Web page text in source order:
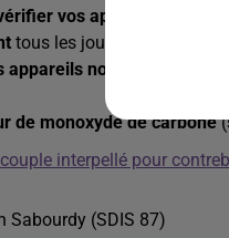
vos appareils de
tous les jours, même en
appareils non prévus pour
de monoxyde de carbone
interpellé pour
Sabourdy (SDIS 87)